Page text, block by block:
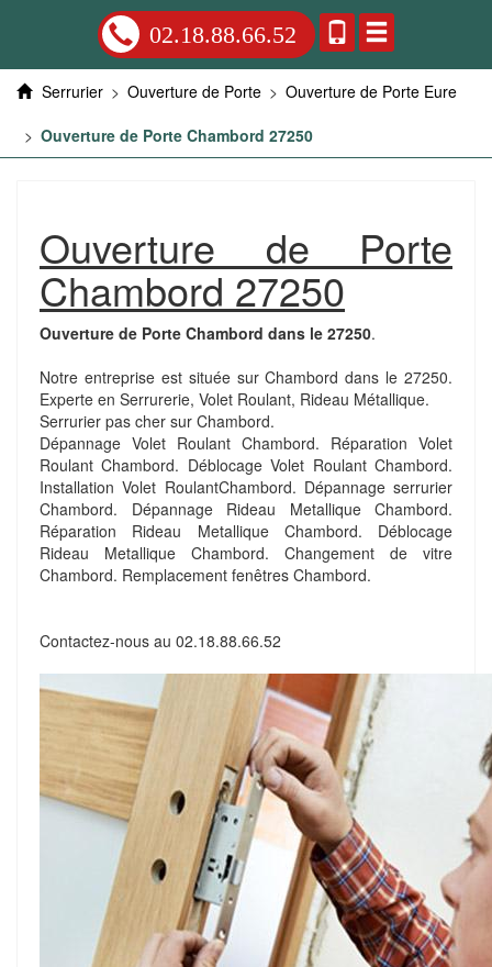
02.18.88.66.52
Serrurier > Ouverture de Porte > Ouverture de Porte Eure
> Ouverture de Porte Chambord 27250
Ouverture de Porte
Chambord 27250
Ouverture de Porte Chambord dans le 27250.
Notre entreprise est située sur Chambord dans le 27250.
Experte en Serrurerie, Volet Roulant, Rideau Métallique.
Serrurier pas cher sur Chambord.
Dépannage Volet Roulant Chambord. Réparation Volet
Roulant Chambord. Déblocage Volet Roulant Chambord.
Installation Volet RoulantChambord. Dépannage serrurier
Chambord. Dépannage Rideau Metallique Chambord.
Réparation Rideau Metallique Chambord. Déblocage
Rideau Metallique Chambord. Changement de vitre
Chambord. Remplacement fenêtres Chambord.
Contactez-nous au 02.18.88.66.52